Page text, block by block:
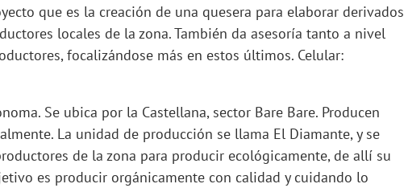
que es la creación de una quesera para elaborar derivados
locales de la zona. También da asesoría tanto a nivel
focalizándose más en estos últimos. Celular:
Se ubica por la Castellana, sector Bare Bare. Producen
La unidad de producción se llama El Diamante, y se
de la zona para producir ecológicamente, de allí su
es producir orgánicamente con calidad y cuidando lo